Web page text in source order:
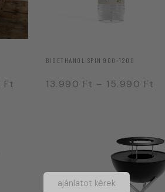
Ft
BIOETHANOL SPIN 900-1200
13.990 Ft – 15.990 Ft
ajánlatot kérek